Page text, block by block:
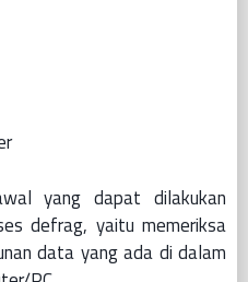
yang dapat dilakukan
defrag, yaitu memeriksa
data yang ada di dalam